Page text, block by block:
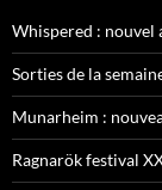
Whispered : nouvel
Sorties de la
Munarheim :
Ragnarök festival